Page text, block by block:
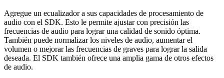
Agregue un ecualizador a sus capacidades de procesamiento de
audio con el SDK. Esto le permite ajustar con precisión las
frecuencias de audio para lograr una calidad de sonido óptima.
También puede normalizar los niveles de audio, aumentar el
volumen o mejorar las frecuencias de graves para lograr la salida
deseada. El SDK también ofrece una amplia gama de otros efectos
de audio.